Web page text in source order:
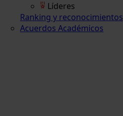
Líderes
Ranking y reconocimientos
Acuerdos Académicos